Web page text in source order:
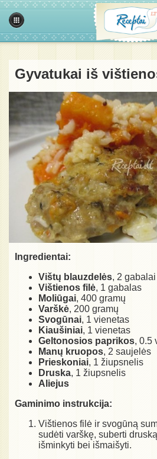
Gyvatukai iš
Ingredientai:
Vištų blauzdelės, 2 gabalai
Vištienos filė, 1 gabalas
Moliūgai, 400 gramų
Varškė, 200 gramų
Svogūnai, 1 vienetas
Kiaušiniai, 1 vienetas
Geltonosios paprikos, 0.5
Manų kruopos, 2 saujelės
Prieskoniai, 1 žiupsnelis
Druska, 1 žiupsnelis
Aliejus
Gaminimo instrukcija:
Vištienos filė ir svogūną
sudėti varškę, suberti
išminkyti bei išmaišyti.